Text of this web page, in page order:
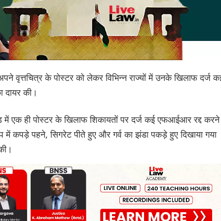
वृत्तचित्र के पोस्टर को लेकर विभिन्न राज्यों में उनके खिलाफ दर्ज
दायर की।
में एक ही पोस्टर के खिलाफ शिकायतों पर दर्ज कई एफआईआर रद्द करने
कपड़े पहने, सिगरेट पीते हुए और गर्व का झंडा पकड़े हुए दिखाया गया